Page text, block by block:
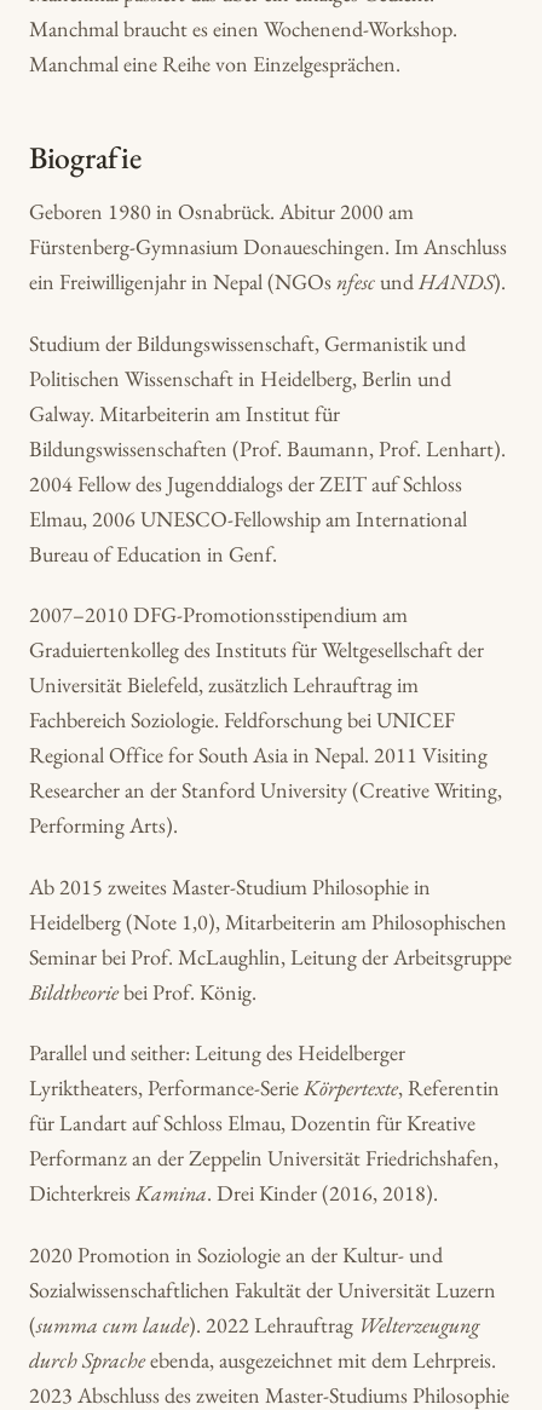
Manchmal braucht es einen Wochenend-Workshop.
Manchmal eine Reihe von Einzelgesprächen.
Biografie
Geboren 1980 in Osnabrück. Abitur 2000 am
Fürstenberg-Gymnasium Donaueschingen. Im Anschluss
ein Freiwilligenjahr in Nepal (NGOsnfescundHANDS).
Studium der Bildungswissenschaft, Germanistik und
Politischen Wissenschaft in Heidelberg, Berlin und
Galway. Mitarbeiterin am Institut für
Bildungswissenschaften (Prof. Baumann, Prof. Lenhart).
2004 Fellow des Jugenddialogs der ZEIT auf Schloss
Elmau, 2006 UNESCO-Fellowship am International
Bureau of Education in Genf.
2007–2010 DFG-Promotionsstipendium am
Graduiertenkolleg des Instituts für Weltgesellschaft der
Universität Bielefeld, zusätzlich Lehrauftrag im
Fachbereich Soziologie. Feldforschung bei UNICEF
Regional Office for South Asia in Nepal. 2011 Visiting
Researcher an der Stanford University (Creative Writing,
Performing Arts).
Ab 2015 zweites Master-Studium Philosophie in
Heidelberg (Note 1,0), Mitarbeiterin am Philosophischen
Seminar bei Prof. McLaughlin, Leitung der Arbeitsgruppe
Bildtheoriebei Prof. König.
Parallel und seither: Leitung des Heidelberger
Lyriktheaters, Performance-SerieKörpertexte, Referentin
für Landart auf Schloss Elmau, Dozentin für Kreative
Performanz an der Zeppelin Universität Friedrichshafen,
DichterkreisKamina. Drei Kinder (2016, 2018).
2020 Promotion in Soziologie an der Kultur- und
Sozialwissenschaftlichen Fakultät der Universität Luzern
(summa cum laude). 2022 Lehrauftrag Welterzeugung
durch Spracheebenda, ausgezeichnet mit dem Lehrpreis.
2023 Abschluss des zweiten Master-Studiums Philosophie